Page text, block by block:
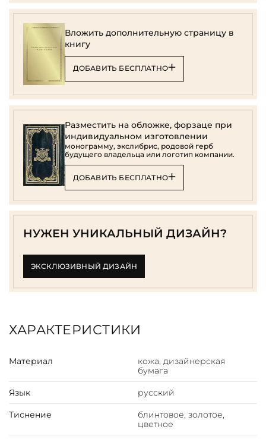
Вложить дополнительную страницу в
книгу
ДОБАВИТЬ БЕСПЛАТНО
Разместить на обложке, форзаце при
индивидуальном изготовлении
монограмму, экслибрис, родовой герб
будущего владельца или логотип компании.
ДОБАВИТЬ БЕСПЛАТНО
НУЖЕН УНИКАЛЬНЫЙ ДИЗАЙН?
ЭКСКЛЮЗИВНЫЙ ДИЗАЙН
ХАРАКТЕРИСТИКИ
Материал
кожа, дизайнерская
бумага
Язык русский
Тиснение
блинтовое, золотое,
цветное